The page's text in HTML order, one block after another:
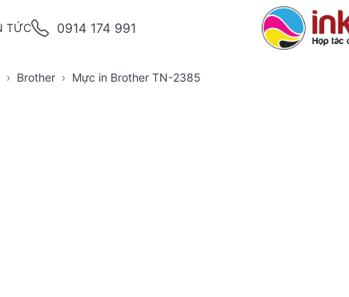
TỨC 0914 174 991
Brother Mực in Brother TN-2385